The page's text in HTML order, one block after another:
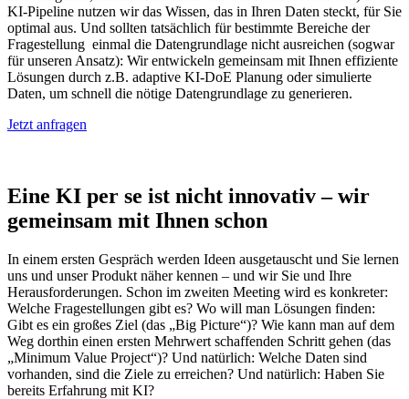
KI-Pipeline nutzen wir das Wissen, das in Ihren Daten steckt, für Sie
optimal aus. Und sollten tatsächlich für bestimmte Bereiche der
Fragestellung einmal die Datengrundlage nicht ausreichen (sogwar
für unseren Ansatz): Wir entwickeln gemeinsam mit Ihnen effiziente
Lösungen durch z.B. adaptive KI-DoE Planung oder simulierte
Daten, um schnell die nötige Datengrundlage zu generieren.
Jetzt anfragen
Eine KI per se ist nicht innovativ – wir
gemeinsam mit Ihnen schon
In einem ersten Gespräch werden Ideen ausgetauscht und Sie lernen
uns und unser Produkt näher kennen – und wir Sie und Ihre
Herausforderungen. Schon im zweiten Meeting wird es konkreter:
Welche Fragestellungen gibt es? Wo will man Lösungen finden:
Gibt es ein großes Ziel (das „Big Picture“)? Wie kann man auf dem
Weg dorthin einen ersten Mehrwert schaffenden Schritt gehen (das
„Minimum Value Project“)? Und natürlich: Welche Daten sind
vorhanden, sind die Ziele zu erreichen? Und natürlich: Haben Sie
bereits Erfahrung mit KI?